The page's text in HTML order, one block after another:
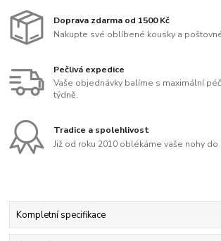
Doprava zdarma od 1500 Kč
Nakupte své oblíbené kousky a
Pečlivá expedice
Vaše objednávky balíme s maximální
týdně.
Tradice a spolehlivost
Již od roku 2010 oblékáme vaše nohy
Kompletní specifikace